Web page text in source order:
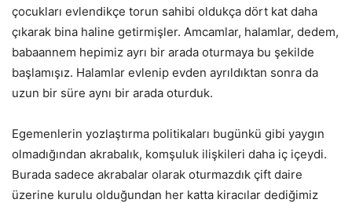
çocukları evlendikçe torun sahibi oldukça dört kat daha
çıkarak bina haline getirmişler. Amcamlar, halamlar, dedem,
babaannem hepimiz ayrı bir arada oturmaya bu şekilde
başlamışız. Halamlar evlenip evden ayrıldıktan sonra da
uzun bir süre aynı bir arada oturduk.
Egemenlerin yozlaştırma politikaları bugünkü gibi yaygın
olmadığından akrabalık, komşuluk ilişkileri daha iç içeydi.
Burada sadece akrabalar olarak oturmazdık çift daire
üzerine kurulu olduğundan her katta kiracılar dediğimiz